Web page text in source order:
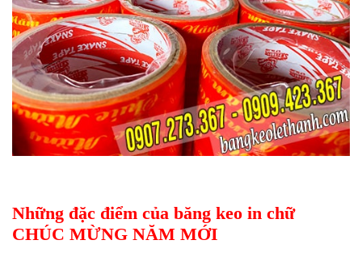
Những đặc điểm của băng keo in chữ
CHÚC MỪNG NĂM MỚI